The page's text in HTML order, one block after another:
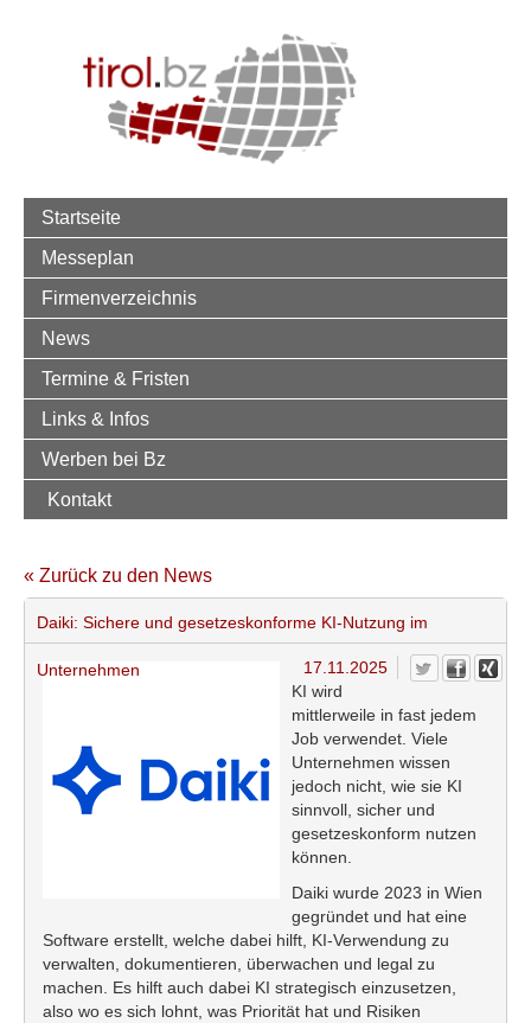
Startseite
Messeplan
Firmenverzeichnis
News
Termine & Fristen
Links & Infos
Werben bei Bz
Kontakt
« Zurück zu den News
Daiki: Sichere und gesetzeskonforme KI-Nutzung im
Unternehmen
17.11.2025
KI wird
mittlerweile in fast jedem
Job verwendet. Viele
Unternehmen wissen
jedoch nicht, wie sie KI
sinnvoll, sicher und
gesetzeskonform nutzen
können.
Daiki wurde 2023 in Wien
gegründet und hat eine
Software erstellt, welche dabei hilft, KI-Verwendung zu
verwalten, dokumentieren, überwachen und legal zu
machen. Es hilft auch dabei KI strategisch einzusetzen,
also wo es sich lohnt, was Priorität hat und Risiken